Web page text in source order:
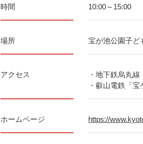
時間 10:00～15:00
場所 宝が池公園子ど
アクセス
・地下鉄烏丸
・叡山電鉄「
ホームページ https://